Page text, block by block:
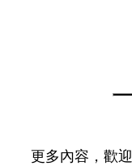
更多內容，歡迎